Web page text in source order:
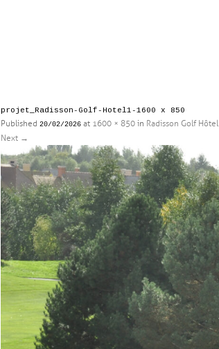
projet_Radisson-Golf-Hotel1-1600 x 850
Published20/02/2026 at 1600 × 850 in Radisson Golf Hôtel
Next →